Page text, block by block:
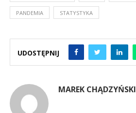
PANDEMIA STATYSTYKA
UDOSTĘPNIJ
MAREK CHĄDZYŃSKI